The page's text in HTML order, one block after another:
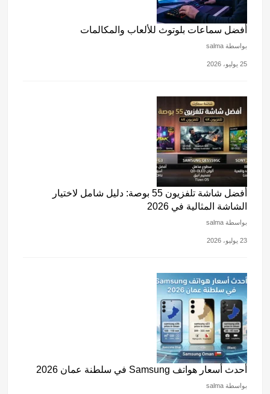
الشاشة المثالية في 2026
بواسطة salma
23 يوليو، 2026
أحدث أسعار هواتف Samsung في سلطنة عمان 2026
بواسطة salma
22 يوليو، 2026